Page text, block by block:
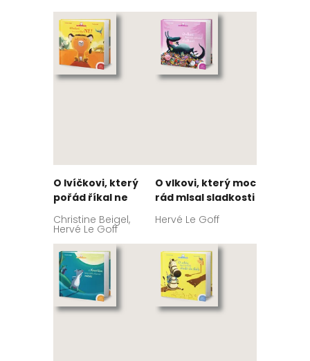
O lvíčkovi, který
pořád říkal ne
Christine Beigel,
Hervé Le Goff
O vlkovi, který moc
rád mlsal sladkosti
Hervé Le Goff